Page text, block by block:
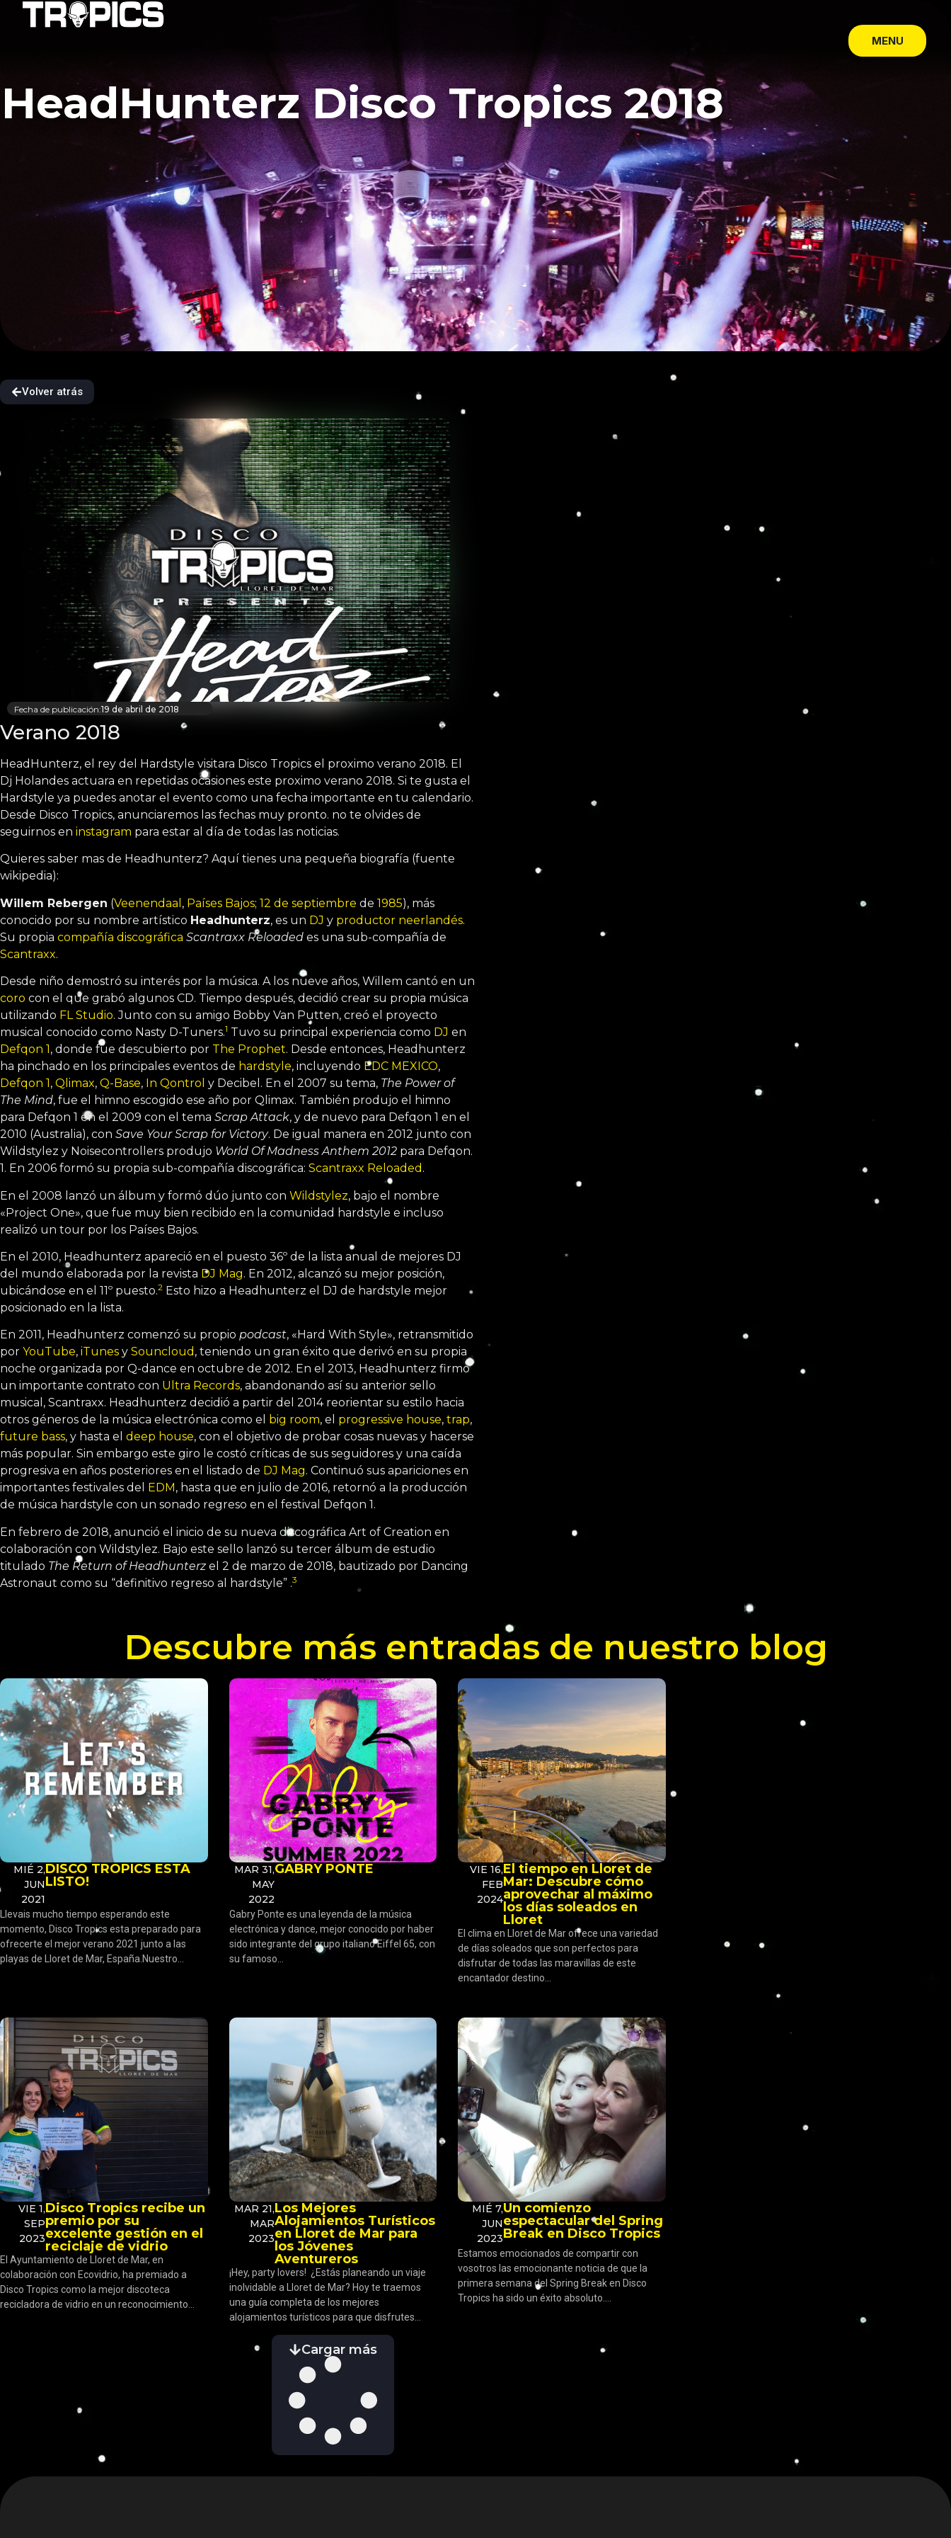
MENU
HeadHunterz Disco Tropics 2018
Volver atrás
Fecha de publicación:19 de abril de 2018
Verano 2018
HeadHunterz, el rey del Hardstyle visitara Disco Tropics el proximo verano 2018. El
Dj Holandes actuara en repetidas ocasiones este proximo verano 2018. Si te gusta el
Hardstyle ya puedes anotar el evento como una fecha importante en tu calendario.
Desde Disco Tropics, anunciaremos las fechas muy pronto. no te olvides de
seguirnos en instagram para estar al día de todas las noticias.
Quieres saber mas de Headhunterz? Aquí tienes una pequeña biografía (fuente
wikipedia):
Willem Rebergen (Veenendaal , Países Bajos; 12 de septiembre de 1985), más
conocido por su nombre artístico Headhunterz, es un DJ y productor neerlandés.
Su propia compañía discográfica Scantraxx Reloaded es una sub-compañía de
Scantraxx.
Desde niño demostró su interés por la música. A los nueve años, Willem cantó en un
coro con el que grabó algunos CD. Tiempo después, decidió crear su propia música
utilizando FL Studio. Junto con su amigo Bobby Van Putten, creó el proyecto
musical conocido como Nasty D-Tuners.1 ​ Tuvo su principal experiencia como DJ en
Defqon 1 , donde fue descubierto por The Prophet. Desde entonces, Headhunterz
ha pinchado en los principales eventos de hardstyle, incluyendo EDC MEXICO,
Defqon 1 , Qlimax, Q-Base, In Qontrol y Decibel. En el 2007 su tema, The Power of
The Mind, fue el himno escogido ese año por Qlimax. También produjo el himno
para Defqon 1 en el 2009 con el tema Scrap Attack, y de nuevo para Defqon 1 en el
2010 (Australia), con Save Your Scrap for Victory. De igual manera en 2012 junto con
Wildstylez y Noisecontrollers produjo World Of Madness Anthem 2012 para Defqon.
1. En 2006 formó su propia sub-compañía discográfica: Scantraxx Reloaded .
En el 2008 lanzó un álbum y formó dúo junto con Wildstylez, bajo el nombre
«Project One», que fue muy bien recibido en la comunidad hardstyle e incluso
realizó un tour por los Países Bajos.
En el 2010, Headhunterz apareció en el puesto 36º de la lista anual de mejores DJ
del mundo elaborada por la revista DJ Mag. En 2012, alcanzó su mejor posición,
ubicándose en el 11º puesto.2 ​ Esto hizo a Headhunterz el DJ de hardstyle mejor
posicionado en la lista.
En 2011, Headhunterz comenzó su propio podcast, «Hard With Style», retransmitido
por YouTube, iTunes y Souncloud , teniendo un gran éxito que derivó en su propia
noche organizada por Q-dance en octubre de 2012. En el 2013, Headhunterz firmó
un importante contrato con Ultra Records, abandonando así su anterior sello
musical, Scantraxx. Headhunterz decidió a partir del 2014 reorientar su estilo hacia
otros géneros de la música electrónica como el big room, el progressive house, trap,
future bass, y hasta el deep house, con el objetivo de probar cosas nuevas y hacerse
más popular. Sin embargo este giro le costó críticas de sus seguidores y una caída
progresiva en años posteriores en el listado de DJ Mag. Continuó sus apariciones en
importantes festivales del
EDM , hasta que en julio de 2016, retornó a la producción
de música hardstyle con un sonado regreso en el festival Defqon 1.
En febrero de 2018, anunció el inicio de su nueva discográfica Art of Creation en
colaboración con Wildstylez. Bajo este sello lanzó su tercer álbum de estudio
titulado The Return of Headhunterzel 2 de marzo de 2018, bautizado por Dancing
Astronaut como su “definitivo regreso al hardstyle” .3
Descubre más entradas de nuestro blog
MIÉ 2,
JUN
2021
DISCO TROPICS ESTA
LISTO!
Llevais mucho tiempo esperando este
momento, Disco Tropics esta preparado para
ofrecerte el mejor verano 2021 junto a las
playas de Lloret de Mar, España.Nuestro...
MAR 31,
MAY
2022
GABRY PONTE
Gabry Ponte es una leyenda de la música
electrónica y dance, mejor conocido por haber
sido integrante del grupo italiano Eiffel 65, con
su famoso...
VIE 16,
FEB
2024
El tiempo en Lloret de
Mar: Descubre cómo
aprovechar al máximo
los días soleados en
Lloret
El clima en Lloret de Mar ofrece una variedad
de días soleados que son perfectos para
disfrutar de todas las maravillas de este
encantador destino...
VIE 1,
SEP
2023
Disco Tropics recibe un
premio por su
excelente gestión en el
reciclaje de vidrio
El Ayuntamiento de Lloret de Mar, en
colaboración con Ecovidrio, ha premiado a
Disco Tropics como la mejor discoteca
recicladora de vidrio en un reconocimiento...
MAR 21,
MAR
2023
Los Mejores
Alojamientos Turísticos
en Lloret de Mar para
los Jóvenes
Aventureros
¡Hey, party lovers! ¿Estás planeando un viaje
inolvidable a Lloret de Mar? Hoy te traemos
una guía completa de los mejores
alojamientos turísticos para que disfrutes...
MIÉ 7,
JUN
2023
Un comienzo
espectacular del Spring
Break en Disco Tropics
Estamos emocionados de compartir con
vosotros las emocionante noticia de que la
primera semana del Spring Break en Disco
Tropics ha sido un éxito absoluto....
Cargar más